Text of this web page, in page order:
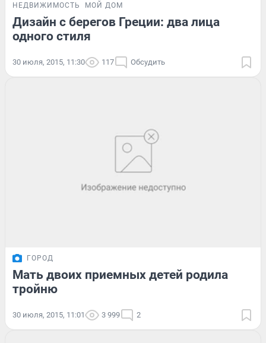
НЕДВИЖИМОСТЬ МОЙ ДОМ
Дизайн с берегов Греции: два лица
одного стиля
30 июля, 2015, 11:30 117 Обсудить
ГОРОД
Мать двоих приемных детей родила
тройню
30 июля, 2015, 11:01 3 999 2